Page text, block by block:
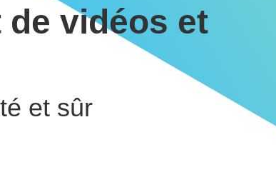
vidéos et
et sûr